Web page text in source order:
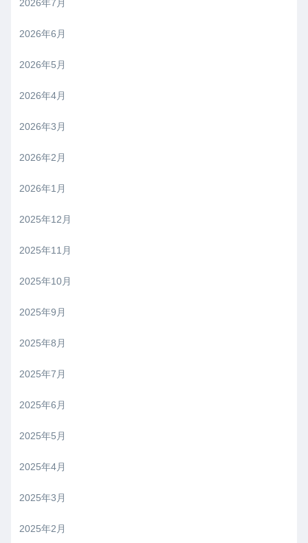
2026年7月
2026年6月
2026年5月
2026年4月
2026年3月
2026年2月
2026年1月
2025年12月
2025年11月
2025年10月
2025年9月
2025年8月
2025年7月
2025年6月
2025年5月
2025年4月
2025年3月
2025年2月